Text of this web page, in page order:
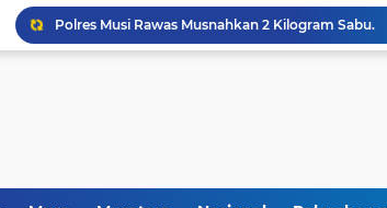
Polres Musi Rawas Musnahkan 2 Kilogram Sabu.